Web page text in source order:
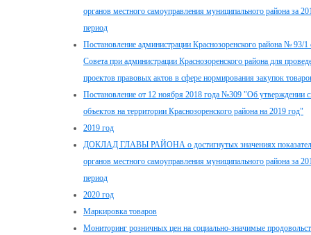
органов местного самоуправления муниципального района за
период
Постановление администрации Краснозоренского района № 93/
Совета при администрации Краснозоренского района для
проектов правовых актов в сфере нормирования закупок
Постановление от 12 ноября 2018 года №309 "Об утверждении
объектов на территории Краснозоренского района на 2019 год"
2019 год
ДОКЛАД ГЛАВЫ РАЙОНА о достигнутых значениях
органов местного самоуправления муниципального района за
период
2020 год
Маркировка товаров
Мониторинг розничных цен на социально-значимые